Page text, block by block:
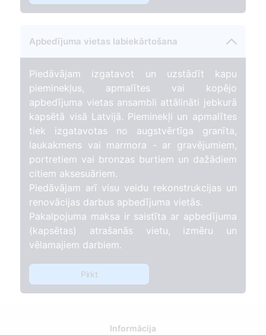
Apbedījuma vietas labiekārtošana
Piedāvājam izgatavot un uzstādīt kapu
pieminekļus, apmalītes vai kopējo
apbedījuma vietas ansambli attālināti jebkurā
kapsētā visā Latvijā. Pieminekļi un apmalītes
tiek izgatavotas no augstvērtīga granīta,
laukakmens vai marmora - ar gravējumiem,
portretiem vai bronzas burtiem un dažādiem
citiem aksesuāriem.
Piedāvājam arī visu veidu rekonstrukcijas un
renovācijas darbus apbedījuma vietās.
Pakalpojuma maksa ir saistīta ar apbedījuma
(kapsētas) atrašanās vietu, izmēru un
vēlamajiem darbiem.
Pirkt
Informācija